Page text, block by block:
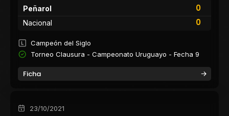
Peñarol
0
0
Nacional
Campeón del Siglo
Torneo Clausura - Campeonato Uruguayo - Fecha 9
Ficha
23/10/2021